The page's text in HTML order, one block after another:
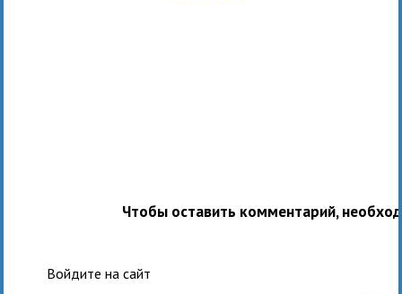
Чтобы оставить комментарий,
Войдите на сайт